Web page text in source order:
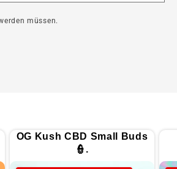
müssen.
OG Kush CBD Small Buds
👮.